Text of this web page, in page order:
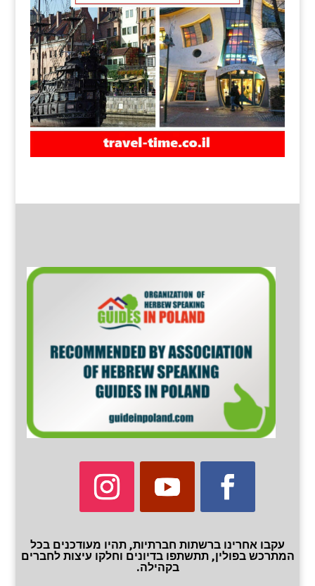
עקבו אחרינו ברשתות חברתיות, תהיו מעודכנים בכל
המתרכש בפולין, תתשתפו בדיונים וחלקו עיצות לחברים
בקהילה.